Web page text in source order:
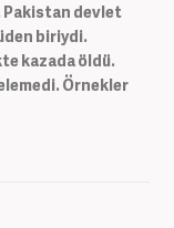
Pakistan devlet
biriydi.
kazada öldü.
Örnekler